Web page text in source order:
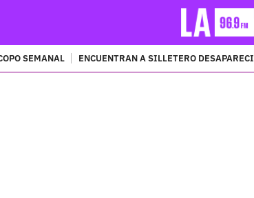
SEMANAL ENCUENTRAN A SILLETERO